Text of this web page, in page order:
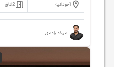
آجودانیه 2اتاق
میلاد رادمهر